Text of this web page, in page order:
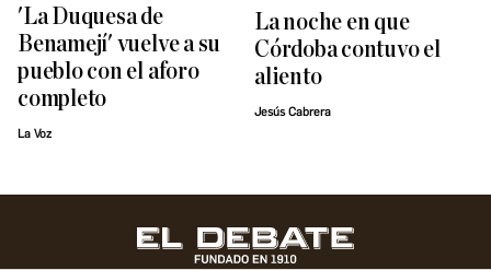
'La Duquesa de
Benamejí' vuelve a su
pueblo con el aforo
completo
La Voz
La noche en que
Córdoba contuvo el
aliento
Jesús Cabrera